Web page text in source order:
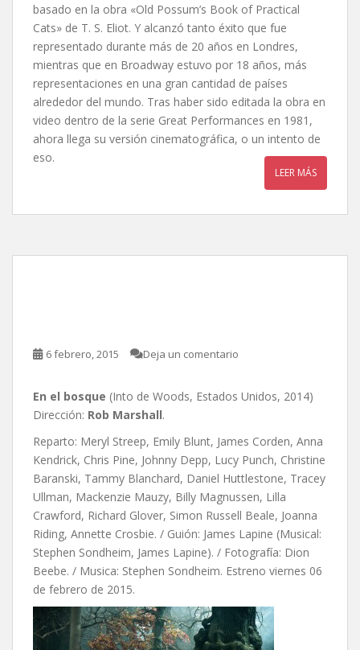
basado en la obra «Old Possum’s Book of Practical
Cats» de T. S. Eliot. Y alcanzó tanto éxito que fue
representado durante más de 20 años en Londres,
mientras que en Broadway estuvo por 18 años, más
representaciones en una gran cantidad de países
alrededor del mundo. Tras haber sido editada la obra en
video dentro de la serie Great Performances en 1981,
ahora llega su versión cinematográfica, o un intento de
eso.
LEER MÁS
6 febrero, 2015 Deja un comentario
En el bosque (Into de Woods, Estados Unidos, 2014)
Dirección: Rob Marshall.
Reparto: Meryl Streep, Emily Blunt, James Corden, Anna
Kendrick, Chris Pine, Johnny Depp, Lucy Punch, Christine
Baranski, Tammy Blanchard, Daniel Huttlestone, Tracey
Ullman, Mackenzie Mauzy, Billy Magnussen, Lilla
Crawford, Richard Glover, Simon Russell Beale, Joanna
Riding, Annette Crosbie. / Guión: James Lapine (Musical:
Stephen Sondheim, James Lapine). / Fotografía: Dion
Beebe. / Musica: Stephen Sondheim. Estreno viernes 06
de febrero de 2015.